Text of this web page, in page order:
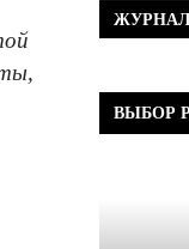
ЖУРНАЛ
ВЫБОР